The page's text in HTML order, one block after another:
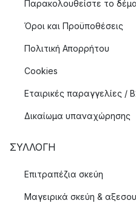
Παρακολουθείστε το
Όροι και Προϋποθέσεις
Πολιτική Απορρήτου
Cookies
Εταιρικές παραγγελίες /
Δικαίωμα υπαναχώρησης
ΣΥΛΛΟΓΉ
Επιτραπέζια σκεύη
Μαγειρικά σκεύη &